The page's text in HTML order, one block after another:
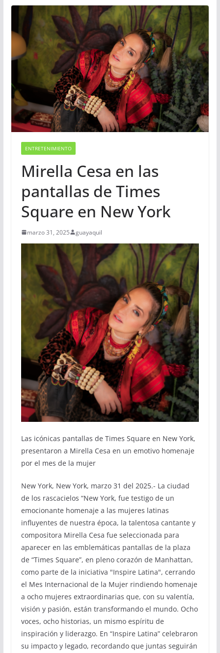
ENTRETENIMIENTO
Mirella Cesa en las
pantallas de Times
Square en New York
marzo 31, 2025 guayaquil
Las icónicas pantallas de Times Square en New York,
presentaron a Mirella Cesa en un emotivo homenaje
por el mes de la mujer
New York, New York, marzo 31 del 2025.- La ciudad
de los rascacielos “New York, fue testigo de un
emocionante homenaje a las mujeres latinas
influyentes de nuestra época, la talentosa cantante y
compositora Mirella Cesa fue seleccionada para
aparecer en las emblemáticas pantallas de la plaza
de “Times Square”, en pleno corazón de Manhattan,
como parte de la iniciativa "Inspire Latina", cerrando
el Mes Internacional de la Mujer rindiendo homenaje
a ocho mujeres extraordinarias que, con su valentía,
visión y pasión, están transformando el mundo. Ocho
voces, ocho historias, un mismo espíritu de
inspiración y liderazgo. En “Inspire Latina” celebraron
su impacto y legado, recordando que juntas seguirán